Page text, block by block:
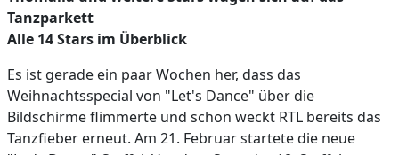
Tanzparkett
Alle 14 Stars im Überblick
Es ist gerade ein paar Wochen her, dass das
Weihnachtsspecial von "Let's Dance" über die
Bildschirme flimmerte und schon weckt RTL bereits das
Tanzfieber erneut. Am 21. Februar startete die neue